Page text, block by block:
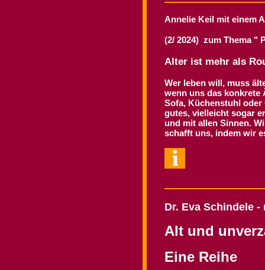
Annelie Keil mit einem
(2/ 2024) zum Thema "
Alter ist mehr als
Wer leben will, muss
wenn uns das konkrete
Sofa, Küchenstuhl
gutes, vielleicht sogar
und mit allen Sinnen.
schafft uns, indem wir
Dr. Eva Schindele
Alt und
Eine Reihe